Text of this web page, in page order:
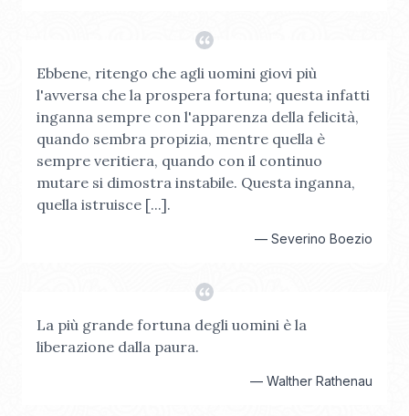
Ebbene, ritengo che agli uomini giovi più
l'avversa che la prospera fortuna; questa infatti
inganna sempre con l'apparenza della felicità,
quando sembra propizia, mentre quella è
sempre veritiera, quando con il continuo
mutare si dimostra instabile. Questa inganna,
quella istruisce [...].
— Severino Boezio
La più grande fortuna degli uomini è la
liberazione dalla paura.
— Walther Rathenau